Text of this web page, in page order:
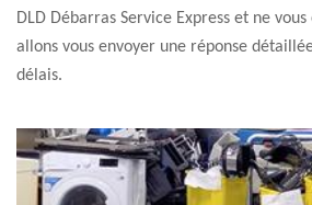
DLD Débarras Service Express et ne
allons vous envoyer une réponse
délais.